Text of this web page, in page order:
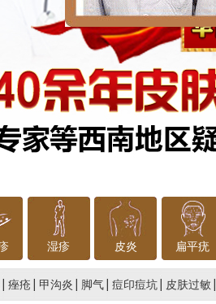
湿疹 皮炎 扁平疣
痤疮 甲沟炎 脚气 痘印痘坑 皮肤过敏